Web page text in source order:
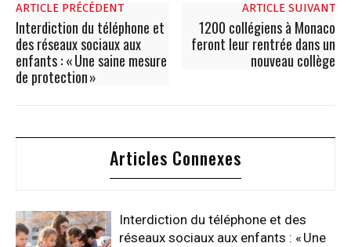
ARTICLE PRÉCÉDENT
Interdiction du téléphone et
des réseaux sociaux aux
enfants : « Une saine mesure
de protection »
ARTICLE SUIVANT
1200 collégiens à Monaco
feront leur rentrée dans un
nouveau collège
Articles Connexes
Interdiction du téléphone et des
réseaux sociaux aux enfants : « Une